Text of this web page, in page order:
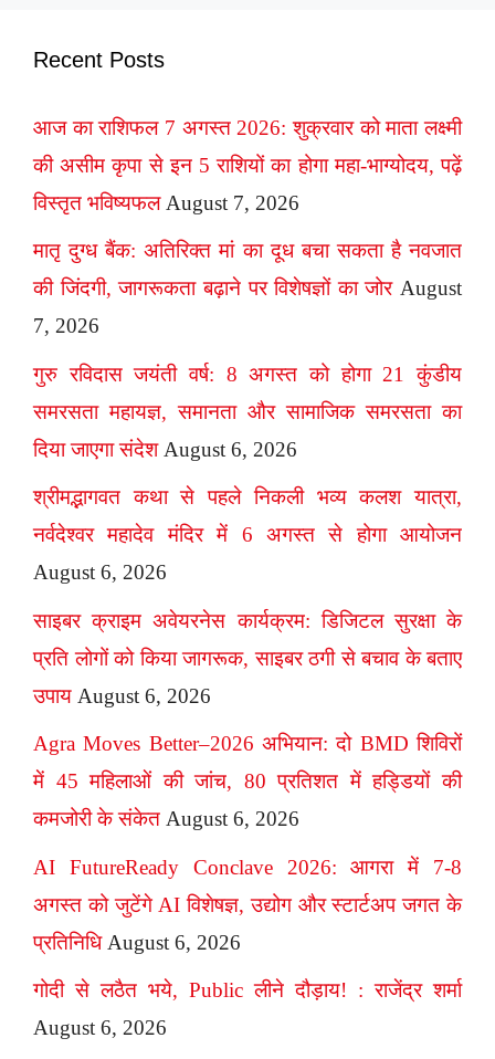
Recent Posts
आज का राशिफल 7 अगस्त 2026: शुक्रवार को माता लक्ष्मी
की असीम कृपा से इन 5 राशियों का होगा महा-भाग्योदय, पढ़ें
विस्तृत भविष्यफल August 7, 2026
मातृ दुग्ध बैंक: अतिरिक्त मां का दूध बचा सकता है नवजात
की जिंदगी, जागरूकता बढ़ाने पर विशेषज्ञों का जोर August
7, 2026
गुरु रविदास जयंती वर्ष: 8 अगस्त को होगा 21 कुंडीय
समरसता महायज्ञ, समानता और सामाजिक समरसता का
दिया जाएगा संदेश August 6, 2026
श्रीमद्भागवत कथा से पहले निकली भव्य कलश यात्रा,
नर्वदेश्वर महादेव मंदिर में 6 अगस्त से होगा आयोजन
August 6, 2026
साइबर क्राइम अवेयरनेस कार्यक्रम: डिजिटल सुरक्षा के
प्रति लोगों को किया जागरूक, साइबर ठगी से बचाव के बताए
उपाय August 6, 2026
Agra Moves Better–2026 अभियान: दो BMD शिविरों
में 45 महिलाओं की जांच, 80 प्रतिशत में हड्डियों की
कमजोरी के संकेत August 6, 2026
AI FutureReady Conclave 2026: आगरा में 7-8
अगस्त को जुटेंगे AI विशेषज्ञ, उद्योग और स्टार्टअप जगत के
प्रतिनिधि August 6, 2026
गोदी से लठैत भये, Public लीने दौड़ाय! : राजेंद्र शर्मा
August 6, 2026